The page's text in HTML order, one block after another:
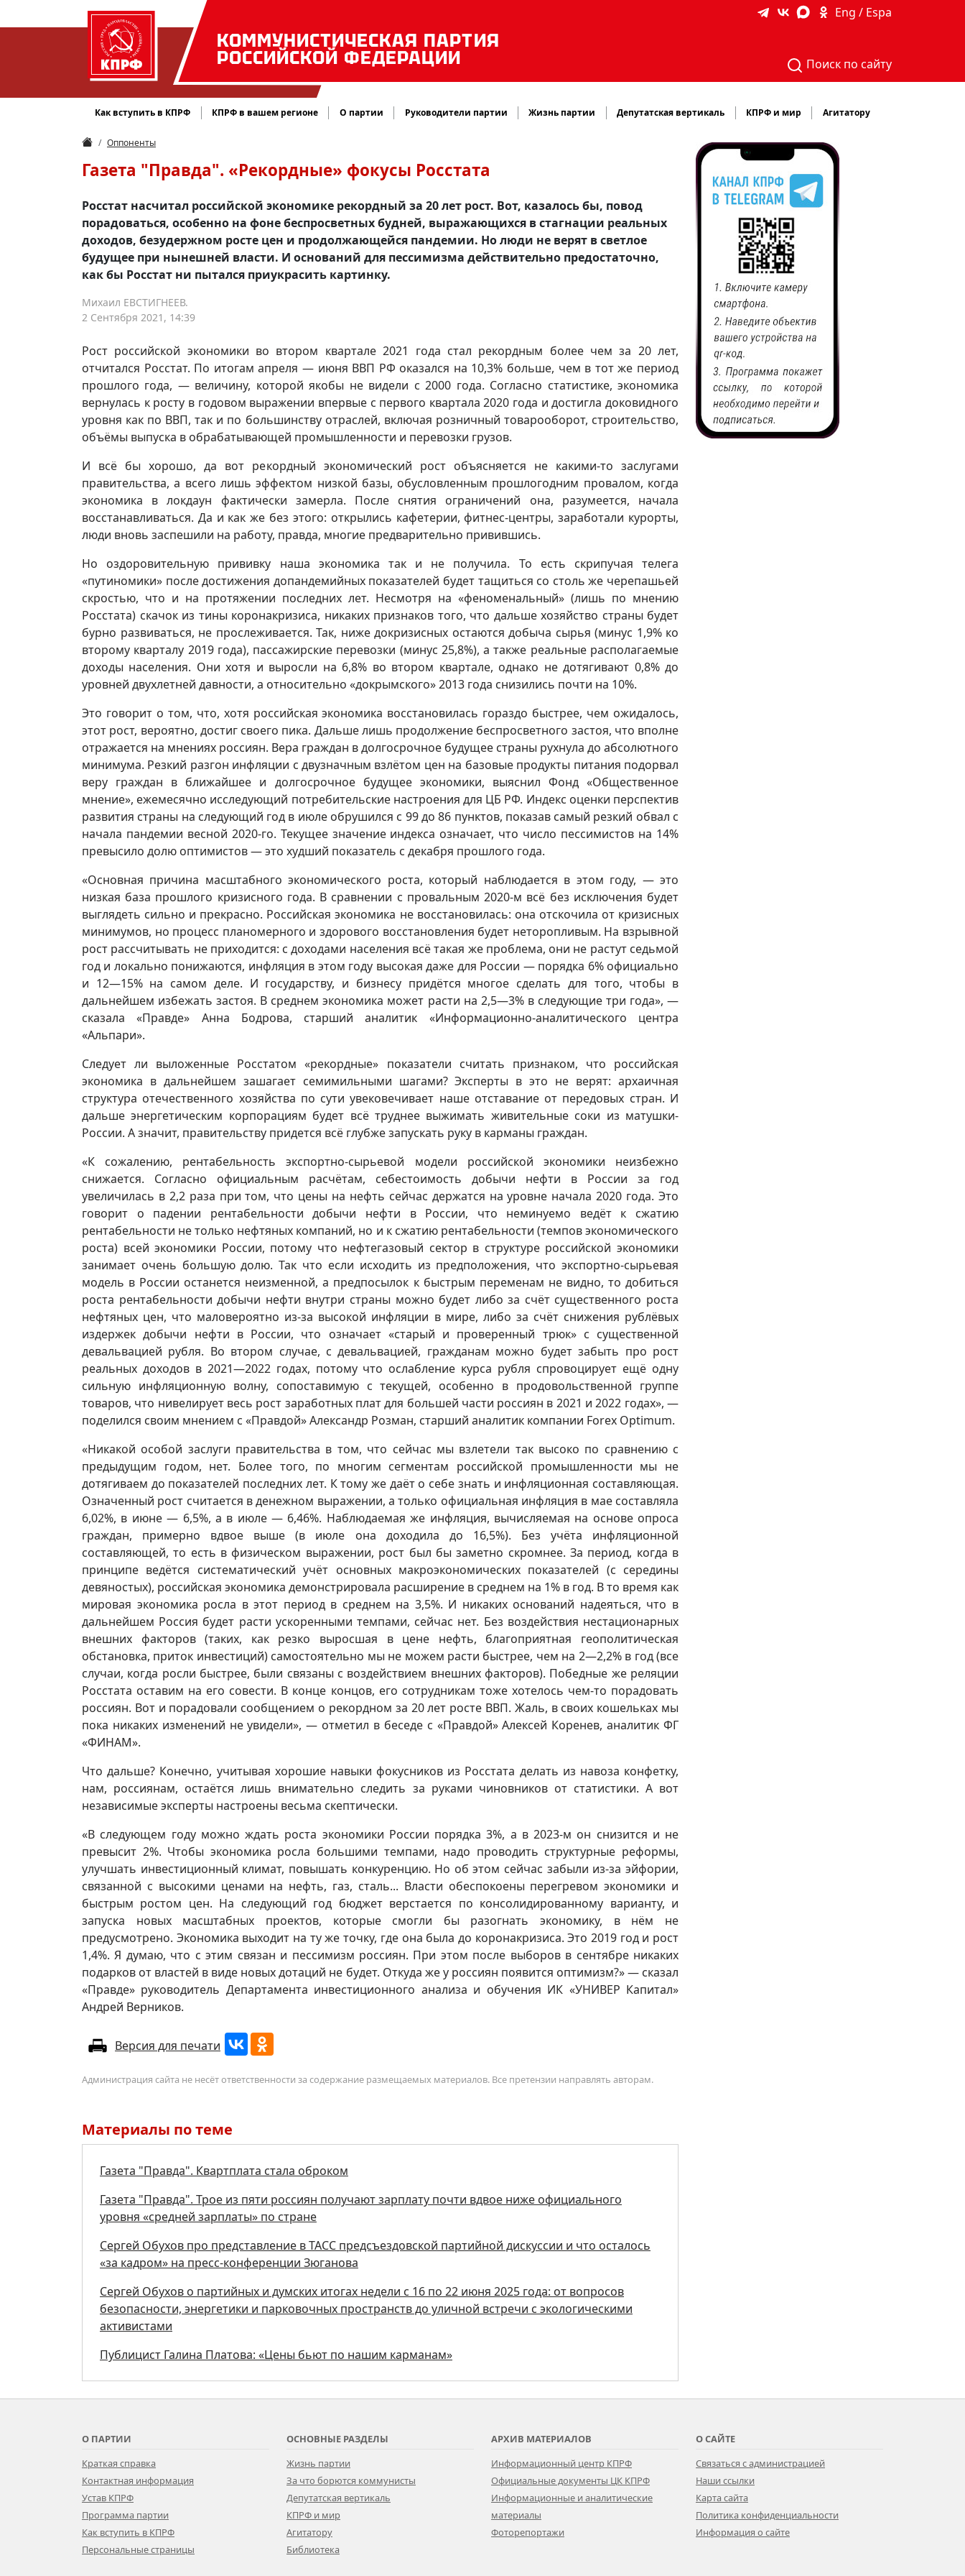
КОММУНИСТИЧЕСКАЯ ПАРТИЯ
РОССИЙСКОЙ ФЕДЕРАЦИИ
Eng / Espa
Поиск по сайту
Как вступить в КПРФ КПРФ в вашем регионе О партии Руководители партии Жизнь партии Депутатская вертикаль КПРФ и мир Агитатору
Оппоненты
Газета "Правда". «Рекордные» фокусы Росстата
Росстат насчитал российской экономике рекордный за 20 лет рост. Вот, казалось бы, повод
порадоваться, особенно на фоне беспросветных будней, выражающихся в стагнации реальных
доходов, безудержном росте цен и продолжающейся пандемии. Но люди не верят в светлое
будущее при нынешней власти. И оснований для пессимизма действительно предостаточно,
как бы Росстат ни пытался приукрасить картинку.
Михаил ЕВСТИГНЕЕВ.
2 Сентября 2021, 14:39
Рост российской экономики во втором квартале 2021 года стал рекордным более чем за 20 лет,
отчитался Росстат. По итогам апреля — июня ВВП РФ оказался на 10,3% больше, чем в тот же период
прошлого года, — величину, которой якобы не видели с 2000 года. Согласно статистике, экономика
вернулась к росту в годовом выражении впервые с первого квартала 2020 года и достигла доковидного
уровня как по ВВП, так и по большинству отраслей, включая розничный товарооборот, строительство,
объёмы выпуска в обрабатывающей промышленности и перевозки грузов.
И всё бы хорошо, да вот рекордный экономический рост объясняется не какими-то заслугами
правительства, а всего лишь эффектом низкой базы, обусловленным прошлогодним провалом, когда
экономика в локдаун фактически замерла. После снятия ограничений она, разумеется, начала
восстанавливаться. Да и как же без этого: открылись кафетерии, фитнес-центры, заработали курорты,
люди вновь заспешили на работу, правда, многие предварительно привившись.
Но оздоровительную прививку наша экономика так и не получила. То есть скрипучая телега
«путиномики» после достижения допандемийных показателей будет тащиться со столь же черепашьей
скростью, что и на протяжении последних лет. Несмотря на «феноменальный» (лишь по мнению
Росстата) скачок из тины коронакризиса, никаких признаков того, что дальше хозяйство страны будет
бурно развиваться, не прослеживается. Так, ниже докризисных остаются добыча сырья (минус 1,9% ко
второму кварталу 2019 года), пассажирские перевозки (минус 25,8%), а также реальные располагаемые
доходы населения. Они хотя и выросли на 6,8% во втором квартале, однако не дотягивают 0,8% до
уровней двухлетней давности, а относительно «докрымского» 2013 года снизились почти на 10%.
Это говорит о том, что, хотя российская экономика восстановилась гораздо быстрее, чем ожидалось,
этот рост, вероятно, достиг своего пика. Дальше лишь продолжение беспросветного застоя, что вполне
отражается на мнениях россиян. Вера граждан в долгосрочное будущее страны рухнула до абсолютного
минимума. Резкий разгон инфляции с двузначным взлётом цен на базовые продукты питания подорвал
веру граждан в ближайшее и долгосрочное будущее экономики, выяснил Фонд «Общественное
мнение», ежемесячно исследующий потребительские настроения для ЦБ РФ. Индекс оценки перспектив
развития страны на следующий год в июле обрушился с 99 до 86 пунктов, показав самый резкий обвал с
начала пандемии весной 2020-го. Текущее значение индекса означает, что число пессимистов на 14%
превысило долю оптимистов — это худший показатель с декабря прошлого года.
«Основная причина масштабного экономического роста, который наблюдается в этом году, — это
низкая база прошлого кризисного года. В сравнении с провальным 2020-м всё без исключения будет
выглядеть сильно и прекрасно. Российская экономика не восстановилась: она отскочила от кризисных
минимумов, но процесс планомерного и здорового восстановления будет неторопливым. На взрывной
рост рассчитывать не приходится: с доходами населения всё такая же проблема, они не растут седьмой
год и локально понижаются, инфляция в этом году высокая даже для России — порядка 6% официально
и 12—15% на самом деле. И государству, и бизнесу придётся многое сделать для того, чтобы в
дальнейшем избежать застоя. В среднем экономика может расти на 2,5—3% в следующие три года», —
сказала «Правде» Анна Бодрова, старший аналитик «Информационно-аналитического центра
«Альпари».
Следует ли выложенные Росстатом «рекордные» показатели считать признаком, что российская
экономика в дальнейшем зашагает семимильными шагами? Эксперты в это не верят: архаичная
структура отечественного хозяйства по сути увековечивает наше отставание от передовых стран. И
дальше энергетическим корпорациям будет всё труднее выжимать живительные соки из матушки-
России. А значит, правительству придется всё глубже запускать руку в карманы граждан.
«К сожалению, рентабельность экспортно-сырьевой модели российской экономики неизбежно
снижается. Согласно официальным расчётам, себестоимость добычи нефти в России за год
увеличилась в 2,2 раза при том, что цены на нефть сейчас держатся на уровне начала 2020 года. Это
говорит о падении рентабельности добычи нефти в России, что неминуемо ведёт к сжатию
рентабельности не только нефтяных компаний, но и к сжатию рентабельности (темпов экономического
роста) всей экономики России, потому что нефтегазовый сектор в структуре российской экономики
занимает очень большую долю. Так что если исходить из предположения, что экспортно-сырьевая
модель в России останется неизменной, а предпосылок к быстрым переменам не видно, то добиться
роста рентабельности добычи нефти внутри страны можно будет либо за счёт существенного роста
нефтяных цен, что маловероятно из-за высокой инфляции в мире, либо за счёт снижения рублёвых
издержек добычи нефти в России, что означает «старый и проверенный трюк» с существенной
девальвацией рубля. Во втором случае, с девальвацией, гражданам можно будет забыть про рост
реальных доходов в 2021—2022 годах, потому что ослабление курса рубля спровоцирует ещё одну
сильную инфляционную волну, сопоставимую с текущей, особенно в продовольственной группе
товаров, что нивелирует весь рост заработных плат для большей части россиян в 2021 и 2022 годах», —
поделился своим мнением с «Правдой» Александр Розман, старший аналитик компании Forex Optimum.
«Никакой особой заслуги правительства в том, что сейчас мы взлетели так высоко по сравнению с
предыдущим годом, нет. Более того, по многим сегментам российской промышленности мы не
дотягиваем до показателей последних лет. К тому же даёт о себе знать и инфляционная составляющая.
Означенный рост считается в денежном выражении, а только официальная инфляция в мае составляла
6,02%, в июне — 6,5%, а в июле — 6,46%. Наблюдаемая же инфляция, вычисляемая на основе опроса
граждан, примерно вдвое выше (в июле она доходила до 16,5%). Без учёта инфляционной
составляющей, то есть в физическом выражении, рост был бы заметно скромнее. За период, когда в
принципе ведётся систематический учёт основных макроэкономических показателей (с середины
девяностых), российская экономика демонстрировала расширение в среднем на 1% в год. В то время как
мировая экономика росла в этот период в среднем на 3,5%. И никаких оснований надеяться, что в
дальнейшем Россия будет расти ускоренными темпами, сейчас нет. Без воздействия нестационарных
внешних факторов (таких, как резко выросшая в цене нефть, благоприятная геополитическая
обстановка, приток инвестиций) самостоятельно мы не можем расти быстрее, чем на 2—2,2% в год (все
случаи, когда росли быстрее, были связаны с воздействием внешних факторов). Победные же реляции
Росстата оставим на его совести. В конце концов, его сотрудникам тоже хотелось чем-то порадовать
россиян. Вот и порадовали сообщением о рекордном за 20 лет росте ВВП. Жаль, в своих кошельках мы
пока никаких изменений не увидели», — отметил в беседе с «Правдой» Алексей Коренев, аналитик ФГ
«ФИНАМ».
Что дальше? Конечно, учитывая хорошие навыки фокусников из Росстата делать из навоза конфетку,
нам, россиянам, остаётся лишь внимательно следить за руками чиновников от статистики. А вот
независимые эксперты настроены весьма скептически.
«В следующем году можно ждать роста экономики России порядка 3%, а в 2023-м он снизится и не
превысит 2%. Чтобы экономика росла большими темпами, надо проводить структурные реформы,
улучшать инвестиционный климат, повышать конкуренцию. Но об этом сейчас забыли из-за эйфории,
связанной с высокими ценами на нефть, газ, сталь... Власти обеспокоены перегревом экономики и
быстрым ростом цен. На следующий год бюджет верстается по консолидированному варианту, и
запуска новых масштабных проектов, которые смогли бы разогнать экономику, в нём не
предусмотрено. Экономика выходит на ту же точку, где она была до коронакризиса. Это 2019 год и рост
1,4%. Я думаю, что с этим связан и пессимизм россиян. При этом после выборов в сентябре никаких
подарков от властей в виде новых дотаций не будет. Откуда же у россиян появится оптимизм?» — сказал
«Правде» руководитель Департамента инвестиционного анализа и обучения ИК «УНИВЕР Капитал»
Андрей Верников.
Версия для печати
Администрация сайта не несёт ответственности за содержание размещаемых материалов. Все претензии направлять авторам.
Материалы по теме
Газета "Правда". Квартплата стала оброком
Газета "Правда". Трое из пяти россиян получают зарплату почти вдвое ниже официального
уровня «средней зарплаты» по стране
Сергей Обухов про представление в ТАСС предсъездовской партийной дискуссии и что осталось
«за кадром» на пресс-конференции Зюганова
Сергей Обухов о партийных и думских итогах недели с 16 по 22 июня 2025 года: от вопросов
безопасности, энергетики и парковочных пространств до уличной встречи с экологическими
активистами
Публицист Галина Платова: «Цены бьют по нашим карманам»
О ПАРТИИ
Краткая справка
Контактная информация
Устав КПРФ
Программа партии
Как вступить в КПРФ
Персональные страницы
ОСНОВНЫЕ РАЗДЕЛЫ
Жизнь партии
За что борются коммунисты
Депутатская вертикаль
КПРФ и мир
Агитатору
Библиотека
АРХИВ МАТЕРИАЛОВ
Информационный центр КПРФ
Официальные документы ЦК КПРФ
Информационные и аналитические
материалы
Фоторепортажи
О САЙТЕ
Связаться с администрацией
Наши ссылки
Карта сайта
Политика конфиденциальности
Информация о сайте